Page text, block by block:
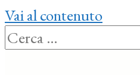
Vai al contenuto
Ricerca
per: